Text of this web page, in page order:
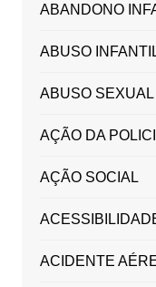
ABANDONO
ABUSO
ABUSO SEXUAL
AÇÃO DA
AÇÃO SOCIAL
ACIDENTE